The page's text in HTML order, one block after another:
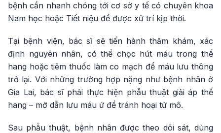
bệnh cần nhanh chóng tới cơ sở y tế có chuyên khoa
Nam học hoặc Tiết niệu để được xử trí kịp thời.
Tại bệnh viện, bác sĩ sẽ tiến hành thăm khám, xác
định nguyên nhân, có thể chọc hút máu trong thể
hang hoặc tiêm thuốc làm co mạch để máu lưu thông
trở lại. Với những trường hợp nặng như bệnh nhân ở
Gia Lai, bác sĩ phải thực hiện phẫu thuật giải áp thể
hang – mở dẫn lưu máu ứ để tránh hoại tử mô.
Sau phẫu thuật, bệnh nhân được theo dõi sát, dùng